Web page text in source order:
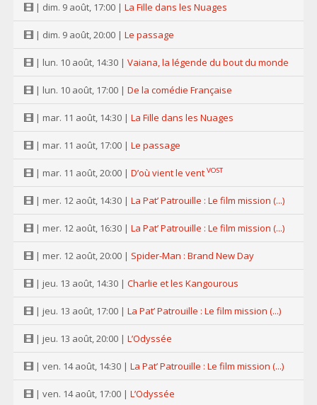
| dim. 9 août, 17:00 | La Fille dans les Nuages
| dim. 9 août, 20:00 | Le passage
| lun. 10 août, 14:30 | Vaiana, la légende du bout du monde
| lun. 10 août, 17:00 | De la comédie Française
| mar. 11 août, 14:30 | La Fille dans les Nuages
| mar. 11 août, 17:00 | Le passage
| mar. 11 août, 20:00 | D’où vient le vent VOST
| mer. 12 août, 14:30 | La Pat’ Patrouille : Le film mission (...)
| mer. 12 août, 16:30 | La Pat’ Patrouille : Le film mission (...)
| mer. 12 août, 20:00 | Spider-Man : Brand New Day
| jeu. 13 août, 14:30 | Charlie et les Kangourous
| jeu. 13 août, 17:00 | La Pat’ Patrouille : Le film mission (...)
| jeu. 13 août, 20:00 | L’Odyssée
| ven. 14 août, 14:30 | La Pat’ Patrouille : Le film mission (...)
| ven. 14 août, 17:00 | L’Odyssée